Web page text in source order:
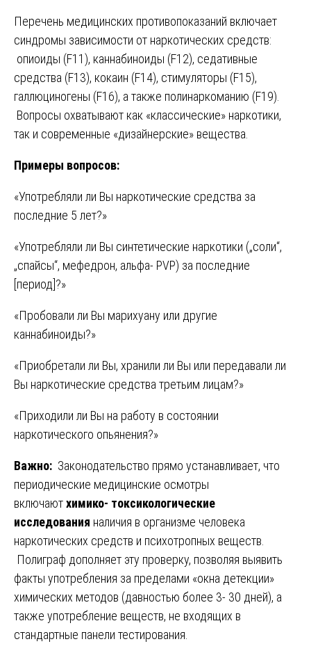
Перечень медицинских противопоказаний включает
синдромы зависимости от наркотических средств:
опиоиды (F11), каннабиноиды (F12), седативные
средства (F13), кокаин (F14), стимуляторы (F15),
галлюциногены (F16), а также полинаркоманию (F19).
Вопросы охватывают как «классические» наркотики,
так и современные «дизайнерские» вещества.
Примеры вопросов:
«Употребляли ли Вы наркотические средства за
последние 5 лет?»
«Употребляли ли Вы синтетические наркотики („соли“,
„спайсы“, мефедрон, альфа- PVP) за последние
[период]?»
«Пробовали ли Вы марихуану или другие
каннабиноиды?»
«Приобретали ли Вы, хранили ли Вы или передавали ли
Вы наркотические средства третьим лицам?»
«Приходили ли Вы на работу в состоянии
наркотического опьянения?»
Важно: Законодательство прямо устанавливает, что
периодические медицинские осмотры
включаютхимико- токсикологические
исследования наличия в организме человека
наркотических средств и психотропных веществ.
Полиграф дополняет эту проверку, позволяя выявить
факты употребления за пределами «окна детекции»
химических методов (давностью более 3- 30 дней), а
также употребление веществ, не входящих в
стандартные панели тестирования.